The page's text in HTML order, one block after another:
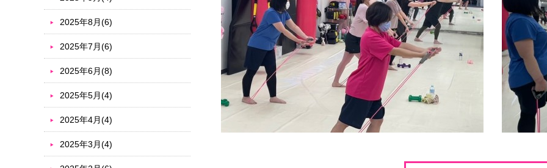
2025年8月(6)
2025年7月(6)
2025年6月(8)
2025年5月(4)
2025年4月(4)
2025年3月(4)